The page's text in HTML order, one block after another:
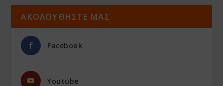
ΑΚΟΛΟΥΘΗΣΤΕ ΜΑΣ
Facebook
Youtube